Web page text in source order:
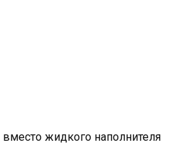
вместо жидкого наполнителя